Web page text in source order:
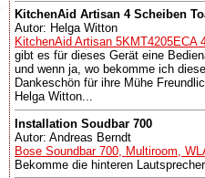
KitchenAid Artisan 4 Scheiben
Autor: Helga Witton
KitchenAid Artisan 5KMT4205ECA
gibt es für dieses Gerät eine
und wenn ja, wo bekomme ich
Dankeschön für ihre Mühe
Helga Witton...
Installation Soudbar 700
Autor: Andreas Berndt
Bose Soundbar 700, Multiroom,
Bekomme die hinteren